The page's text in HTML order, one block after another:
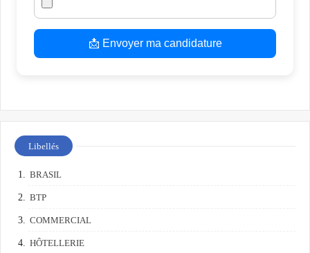
📩 Envoyer ma candidature
Libellés
BRASIL
BTP
COMMERCIAL
HÔTELLERIE